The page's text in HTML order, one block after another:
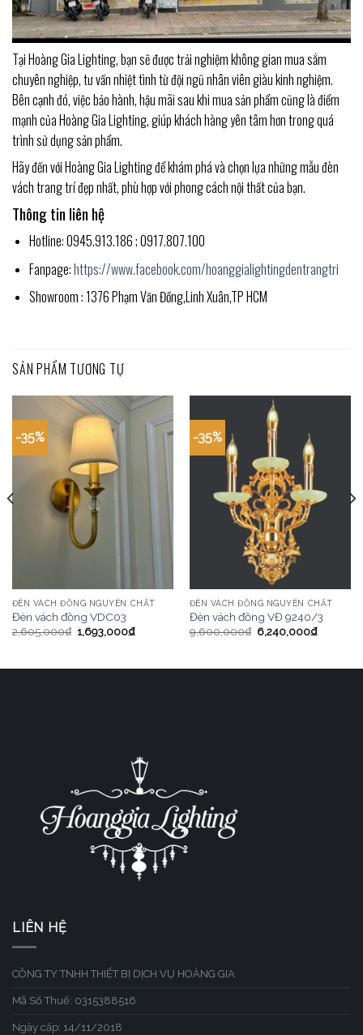
Tại Hoàng Gia Lighting, bạn sẽ được trải nghiệm không gian mua sắm
chuyên nghiệp, tư vấn nhiệt tình từ đội ngũ nhân viên giàu kinh nghiệm.
Bên cạnh đó, việc bảo hành, hậu mãi sau khi mua sản phẩm cũng là điểm
mạnh của Hoàng Gia Lighting, giúp khách hàng yên tâm hơn trong quá
trình sử dụng sản phẩm.
Hãy đến với Hoàng Gia Lighting để khám phá và chọn lựa những mẫu đèn
vách trang trí đẹp nhất, phù hợp với phong cách nội thất của bạn.
Thông tin liên hệ
Hotline: 0945.913.186 ; 0917.807.100
Fanpage:https://www.facebook.com/hoanggialightingdentrangtri
Showroom : 1376 Phạm Văn Đồng,Linh Xuân,TP HCM
SẢN PHẨM TƯƠNG TỰ
-35%
ĐÈN VÁCH ĐỒNG NGUYÊN CHẤT
Đèn vách đồng VDC03
2,605,000₫ 1,693,000₫
-35%
ĐÈN VÁCH ĐỒNG NGUYÊN CHẤT
Đèn vách đồng VĐ 9240/3
9,600,000₫ 6,240,000₫
LIÊN HỆ
CÔNG TY TNHH THIẾT BỊ DỊCH VỤ HOÀNG GIA
Mã Số Thuế: 0315388516
Ngày cấp: 14/11/2018